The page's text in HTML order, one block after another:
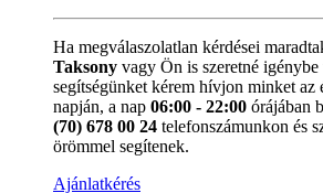
Ha megválaszolatlan kérdései
Taksony vagy Ön is szeretné igénybe
segítségünket kérem hívjon minket az
napján, a nap 06:00 - 22:00 órájában
(70) 678 00 24 telefonszámunkon és
örömmel segítenek.
Ajánlatkérés